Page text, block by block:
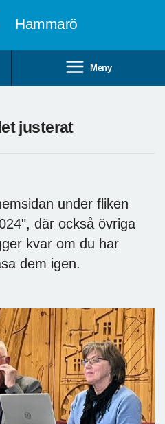
Hammarö
Meny
justerat
under fliken
där också övriga
kvar om du har
dem igen.